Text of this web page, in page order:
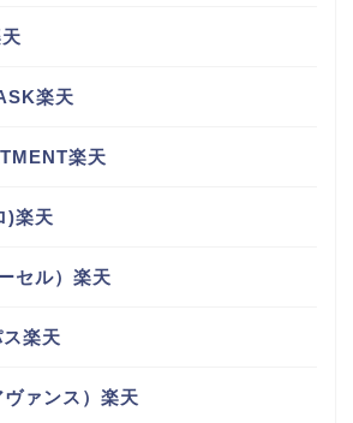
楽天
楽天
)楽天
セル）楽天
楽天
ァンス）楽天